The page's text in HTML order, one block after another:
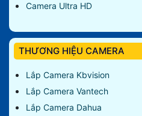
Camera Ultra HD
THƯƠNG HIỆU CAMERA
Lắp Camera Kbvision
Lắp Camera Vantech
Lắp Camera Dahua